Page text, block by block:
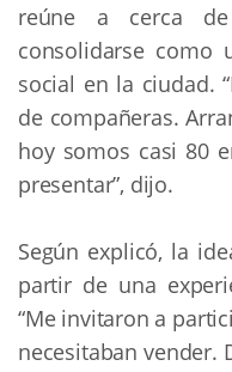
reúne a cerca
consolidarse como
social en la ciudad.
de compañeras.
hoy somos casi 80
presentar”, dijo.
Según explicó, la
partir de una
“Me invitaron a
necesitaban vender.